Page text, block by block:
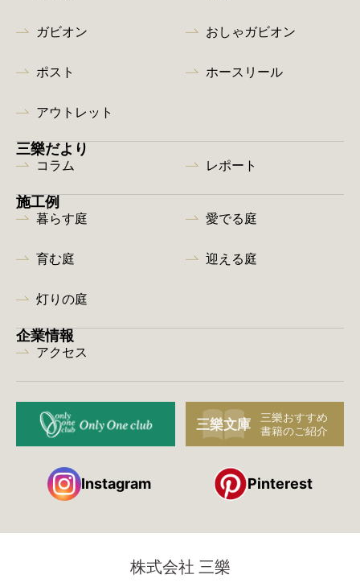
ガビオン おしゃガビオン
ポスト ホースリール
アウトレット
三樂だより
コラム レポート
施工例
暮らす庭 愛でる庭
育む庭 迎える庭
灯りの庭
企業情報
アクセス
Instagram Pinterest
株式会社 三樂